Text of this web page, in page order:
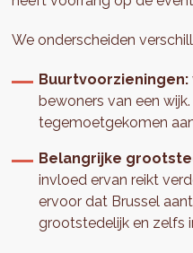
We onderscheiden
Buurtvoorzieningen:
bewoners van een
tegemoetgekomen
Belangrijke
invloed ervan reikt
ervoor dat Brussel
grootstedelijk en zelfs